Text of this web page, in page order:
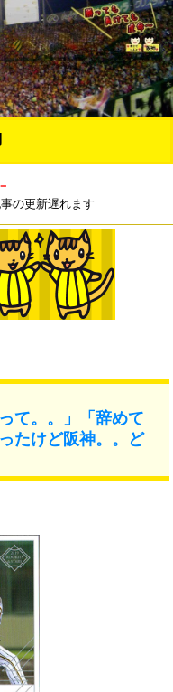
の更新遅れます
て。。」「辞めて
たけど阪神。。ど